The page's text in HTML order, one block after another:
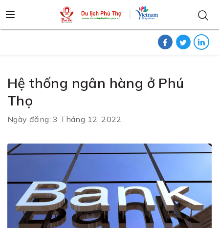
Hệ thống ngân hàng ở Phú
Thọ
Ngày đăng: 3 Tháng 12, 2022